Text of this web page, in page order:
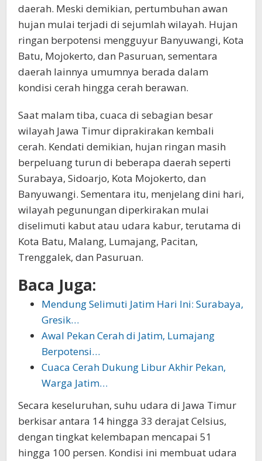
daerah. Meski demikian, pertumbuhan awan
hujan mulai terjadi di sejumlah wilayah. Hujan
ringan berpotensi mengguyur Banyuwangi, Kota
Batu, Mojokerto, dan Pasuruan, sementara
daerah lainnya umumnya berada dalam
kondisi cerah hingga cerah berawan.
Saat malam tiba, cuaca di sebagian besar
wilayah Jawa Timur diprakirakan kembali
cerah. Kendati demikian, hujan ringan masih
berpeluang turun di beberapa daerah seperti
Surabaya, Sidoarjo, Kota Mojokerto, dan
Banyuwangi. Sementara itu, menjelang dini hari,
wilayah pegunungan diperkirakan mulai
diselimuti kabut atau udara kabur, terutama di
Kota Batu, Malang, Lumajang, Pacitan,
Trenggalek, dan Pasuruan.
Baca Juga:
Mendung Selimuti Jatim Hari Ini: Surabaya,
Gresik…
Awal Pekan Cerah di Jatim, Lumajang
Berpotensi…
Cuaca Cerah Dukung Libur Akhir Pekan,
Warga Jatim…
Secara keseluruhan, suhu udara di Jawa Timur
berkisar antara 14 hingga 33 derajat Celsius,
dengan tingkat kelembapan mencapai 51
hingga 100 persen. Kondisi ini membuat udara